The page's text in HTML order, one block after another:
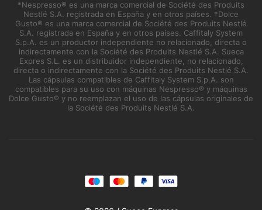
*Nespresso® es una marca comercial de Société des Produits
Nestlé S.A. registrada en España y en otros países. *Dolce
Gusto® es una marca comercial de Société des Produits Nestlé
S.A. registrada en España y en otros países. Caffitaly System
S.p.A. es un productor independiente no relacionado, directa o
indirectamente con la Société des Produits Nestlé S.A. Sueca
Expres S.L. es un distribuidor independiente, no relacionado,
directa o indirectamente con la Société des Produits Nestlé S.A.
Las cápsulas compatibles de Caffitaly System S.p.A. son
compatibles para su uso con máquinas Nespresso® y máquinas
Dolce Gusto® y no reemplazan el uso de las cápsulas originales de
la Société des Produits Nestlé S.A.